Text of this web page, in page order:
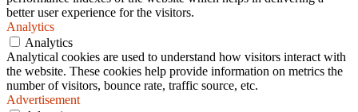
better user experience for the visitors.
Analytics
Analytics
Analytical cookies are used to understand how visitors interact with
the website. These cookies help provide information on metrics the
number of visitors, bounce rate, traffic source, etc.
Advertisement